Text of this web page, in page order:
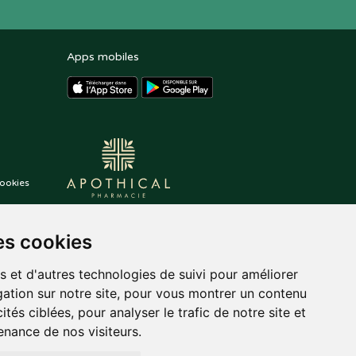
cookies
et d'autres technologies de suivi pour améliorer
sur notre site, pour vous montrer un contenu
ciblées, pour analyser le trafic de notre site et
de nos visiteurs.
Apps mobiles